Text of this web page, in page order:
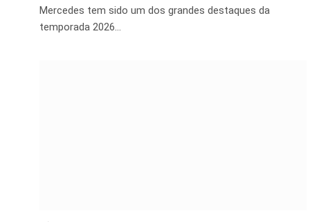
Mercedes tem sido um dos grandes destaques da
temporada 2026…